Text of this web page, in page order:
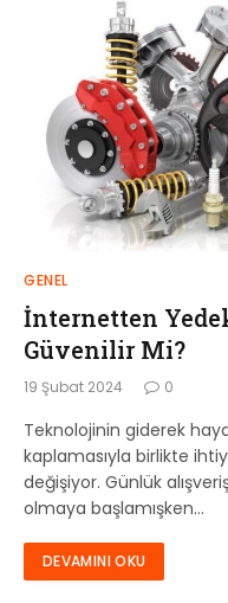
GENEL
İnternetten
Güvenilir Mi?
19 Şubat 2024 0
Teknolojinin giderek
kaplamasıyla birlikte
değişiyor. Günlük
olmaya başlamışken…
DEVAMINI OKU